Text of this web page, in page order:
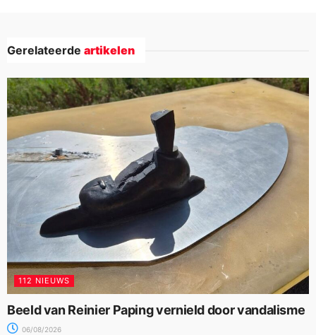
Gerelateerde artikelen
112 NIEUWS
Beeld van Reinier Paping vernield door vandalisme
06/08/2026